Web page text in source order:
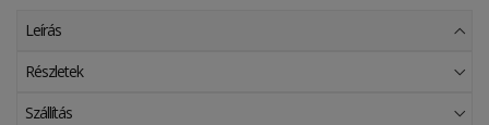
Leírás
Részletek
Szállítás